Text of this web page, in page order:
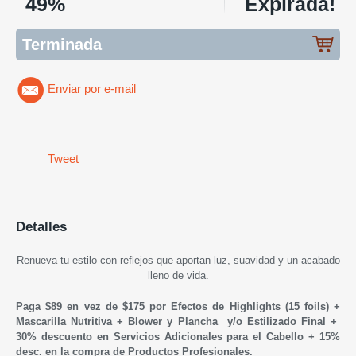
Terminada
Enviar por e-mail
Tweet
Detalles
Renueva tu estilo con reflejos que aportan luz, suavidad y un acabado
lleno de vida.
Paga $89 en vez de $175 por Efectos de Highlights (15 foils) +
Mascarilla Nutritiva + Blower y Plancha y/o Estilizado Final +
30% descuento en Servicios Adicionales para el Cabello + 15%
desc. en la compra de Productos Profesionales.